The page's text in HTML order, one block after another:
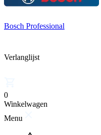
Bosch Professional
Verlanglijst
0
Winkelwagen
Menu